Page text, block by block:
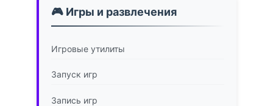
🎮 Игры и развлечения
Игровые утилиты
Запуск игр
Запись игр